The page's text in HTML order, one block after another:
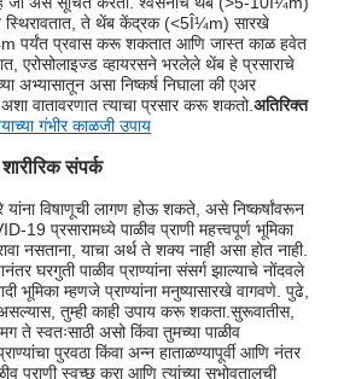
स्थिरावतात, ते थेंब केंद्रक (<5Î¼m) सारखे
पर्यंत प्रवास करू शकतात आणि जास्त काळ हवेत
एरोसोलाइज्ड व्हायरसने भरलेले थेंब हे प्रसाराचे
अभ्यासातून असा निष्कर्ष निघाला की एअर
वातावरणात त्याचा प्रसार करू शकतो.अतिरिक्त
गंभीर काळजी उपाय
संपर्क
यांना विषाणूची लागण होऊ शकते, असे निष्कर्षांवरून
प्रसारामध्ये पाळीव प्राणी महत्त्वपूर्ण भूमिका
नसताना, याचा अर्थ ते शक्य नाही असा होत नाही.
घरगुती पाळीव प्राण्यांना संसर्ग झाल्याचे नोंदवले
भूमिका म्हणजे प्राण्यांना मनुष्यासारखे वागवणे. पुढे,
असल्यास, तुम्ही काही उपाय करू शकता.सुरूवातीस,
ते स्वतःसाठी असो किंवा तुमच्या पाळीव
पुरवठा किंवा अन्न हाताळण्यापूर्वी आणि नंतर
स्वच्छ करा आणि त्यांच्या सभोवतालची